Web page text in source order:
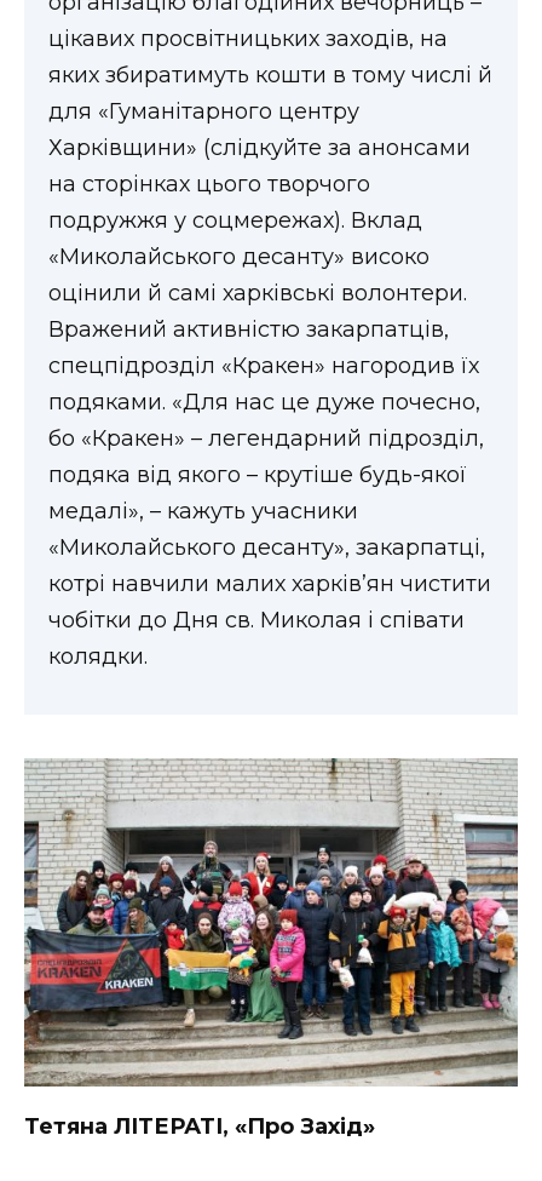
цікавих просвітницьких заходів, на
яких збиратимуть кошти в тому числі й
для «Гуманітарного центру
Харківщини» (слідкуйте за анонсами
на сторінках цього творчого
подружжя у соцмережах). Вклад
«Миколайського десанту» високо
оцінили й самі харківські волонтери.
Вражений активністю закарпатців,
спецпідрозділ «Кракен» нагородив їх
подяками. «Для нас це дуже почесно,
бо «Кракен» – легендарний підрозділ,
подяка від якого – крутіше будь-якої
медалі», – кажуть учасники
«Миколайського десанту», закарпатці,
котрі навчили малих харків’ян чистити
чобітки до Дня св. Миколая і співати
колядки.
Тетяна ЛІТЕРАТІ, «Про Захід»